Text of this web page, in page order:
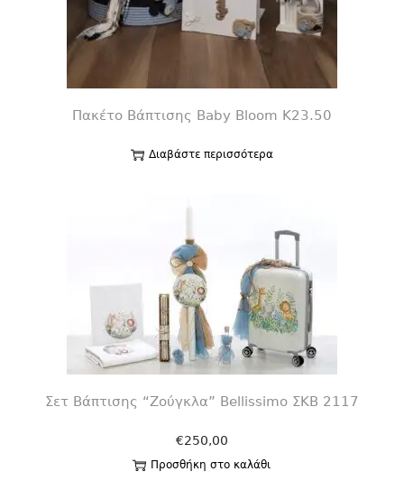
Πακέτο Βάπτισης Baby Bloom K23.50
Διαβάστε περισσότερα
Σετ Βάπτισης “Ζούγκλα” Bellissimo ΣΚΒ 2117
€250,00
Προσθήκη στο καλάθι